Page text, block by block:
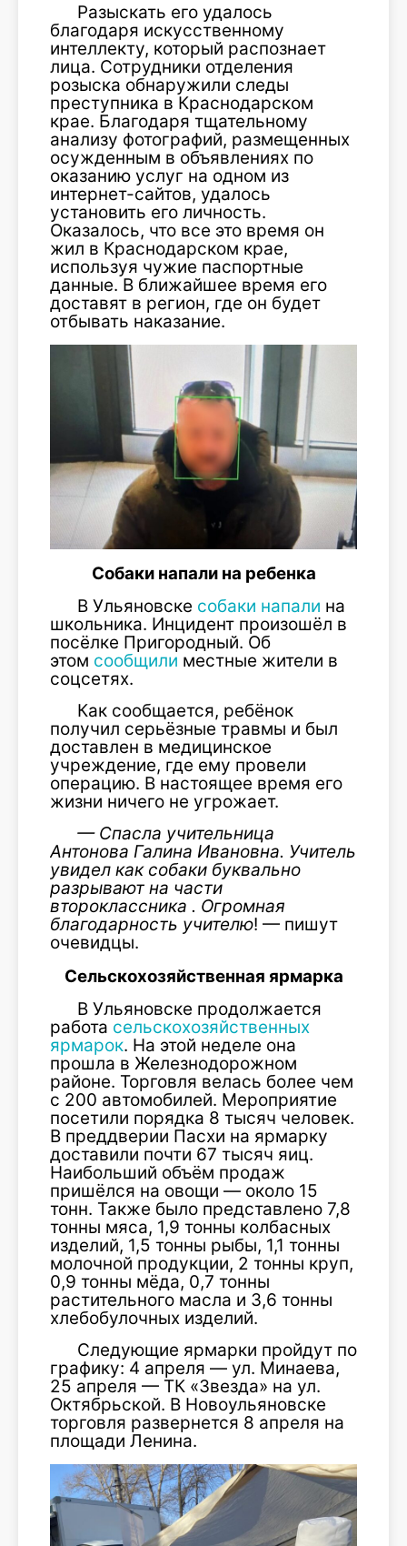
Разыскать его удалось
благодаря искусственному
интеллекту, который распознает
лица. Сотрудники отделения
розыска обнаружили следы
преступника в Краснодарском
крае. Благодаря тщательному
анализу фотографий, размещенных
осужденным в объявлениях по
оказанию услуг на одном из
интернет-сайтов, удалось
установить его личность.
Оказалось, что все это время он
жил в Краснодарском крае,
используя чужие паспортные
данные. В ближайшее время его
доставят в регион, где он будет
отбывать наказание.
Собаки напали на ребенка
В Ульяновске собаки напали на
школьника. Инцидент произошёл в
посёлке Пригородный. Об
этом сообщили местные жители в
соцсетях.
Как сообщается, ребёнок
получил серьёзные травмы и был
доставлен в медицинское
учреждение, где ему провели
операцию. В настоящее время его
жизни ничего не угрожает.
— Спасла учительница
Антонова Галина Ивановна. Учитель
увидел как собаки буквально
разрывают на части
второклассника . Огромная
благодарность учителю! — пишут
очевидцы.
Сельскохозяйственная ярмарка
В Ульяновске продолжается
работа сельскохозяйственных
ярмарок. На этой неделе она
прошла в Железнодорожном
районе. Торговля велась более чем
с 200 автомобилей. Мероприятие
посетили порядка 8 тысяч человек.
В преддверии Пасхи на ярмарку
доставили почти 67 тысяч яиц.
Наибольший объём продаж
пришёлся на овощи — около 15
тонн. Также было представлено 7,8
тонны мяса, 1,9 тонны колбасных
изделий, 1,5 тонны рыбы, 1,1 тонны
молочной продукции, 2 тонны круп,
0,9 тонны мёда, 0,7 тонны
растительного масла и 3,6 тонны
хлебобулочных изделий.
Следующие ярмарки пройдут по
графику: 4 апреля — ул. Минаева,
25 апреля — ТК «Звезда» на ул.
Октябрьской. В Новоульяновске
торговля развернется 8 апреля на
площади Ленина.